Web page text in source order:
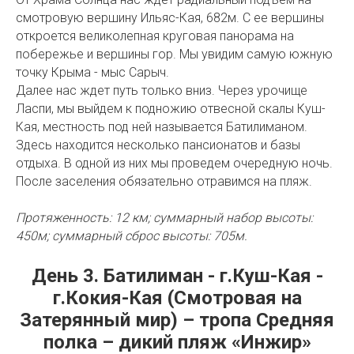
смотровую вершину Ильяс-Кая, 682м. С ее вершины
откроется великолепная круговая панорама на
побережье и вершины гор. Мы увидим самую южную
точку Крыма - мыс Сарыч.
Далее нас ждет путь только вниз. Через урочище
Ласпи, мы выйдем к подножию отвесной скалы Куш-
Кая, местность под ней называется Батилиманом.
Здесь находится несколько пансионатов и базы
отдыха. В одной из них мы проведем очередную ночь.
После заселения обязательно отравимся на пляж.
Протяженность: 12 км; суммарный набор высоты:
450м; суммарный сброс высоты: 705м.
День 3. Батилиман - г.Куш-Кая -
г.Кокия-Кая (Смотровая на
Затерянный мир) – тропа Средняя
полка – дикий пляж «Инжир»